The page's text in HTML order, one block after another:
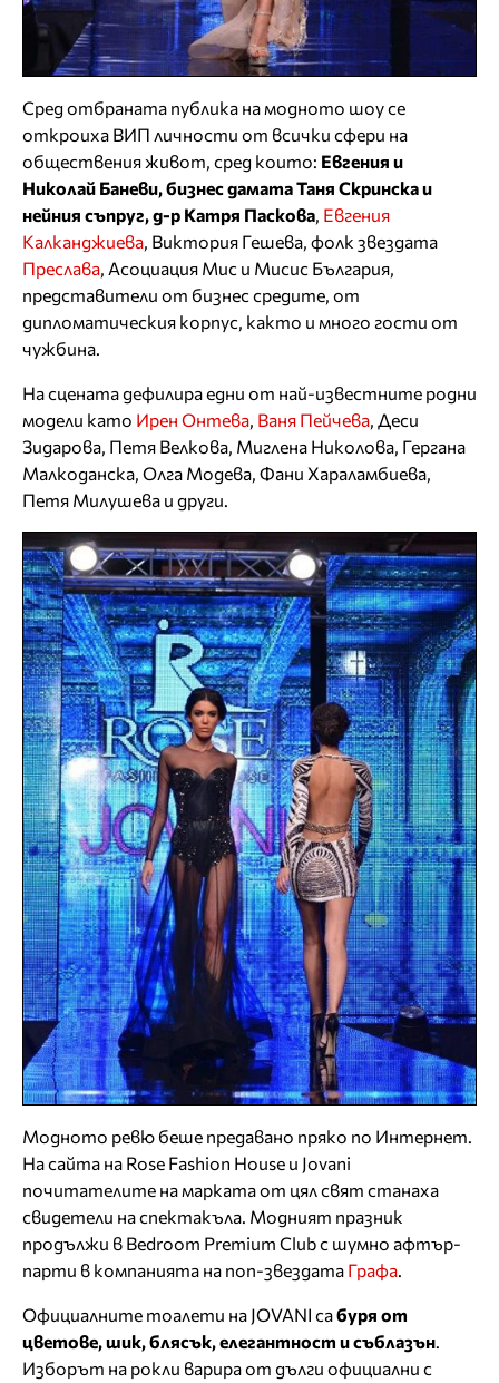
Сред отбраната публика на модното шоу се
откроиха ВИП личности от всички сфери на
обществения живот, сред които: Евгения и
Николай Баневи, бизнес дамата Таня Скринска и
нейния съпруг, д-р Катря Паскова, Евгения
Калканджиева, Виктория Гешева, фолк звездата
Преслава, Асоциация Мис и Мисис България,
представители от бизнес средите, от
дипломатическия корпус, както и много гости от
чужбина.
На сцената дефилира едни от най-известните родни
модели като Ирен Онтева, Ваня Пейчева, Деси
Зидарова, Петя Велкова, Миглена Николова, Гергана
Малкоданска, Олга Модева, Фани Хараламбиева,
Петя Милушева и други.
Модното ревю беше предавано пряко по Интернет.
На сайта на Rose Fashion House и Jovani
почитателите на марката от цял свят станаха
свидетели на спектакъла. Модният празник
продължи в Bedroom Premium Club с шумно афтър-
парти в компанията на поп-звездата Графа
Официалните тоалети на JOVANI сабуря от
цветове, шик, блясък, елегантност и съблазън
Изборът на рокли варира от дълги официални с